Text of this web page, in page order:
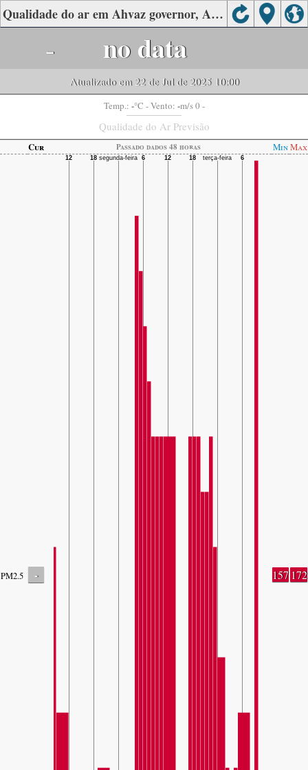
Qualidade do ar em Ahvaz governor, Ahvaz, Khouzestan
- no data
Atualizado em 22 de Jul de 2025 10:00
Temp.: -°C - Vento: -m/s 0 -
Qualidade do Ar Previsão
Cur Passado dados 48 horas MinMax
PM2.5 - 157 172